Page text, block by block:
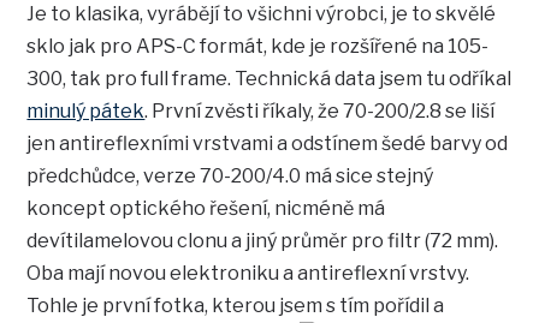
Je to klasika, vyrábějí to všichni výrobci, je to skvělé
sklo jak pro APS-C formát, kde je rozšířené na 105-
300, tak pro full frame. Technická data jsem tu odříkal
minulý pátek. První zvěsti říkaly, že 70-200/2.8 se liší
jen antireflexními vrstvami a odstínem šedé barvy od
předchůdce, verze 70-200/4.0 má sice stejný
koncept optického řešení, nicméně má
devítilamelovou clonu a jiný průměr pro filtr (72 mm).
Oba mají novou elektroniku a antireflexní vrstvy.
Tohle je první fotka, kterou jsem s tím pořídil a